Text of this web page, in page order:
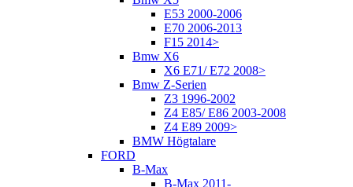
E53 2000-2006
E70 2006-2013
F15 2014>
Bmw X6
X6 E71/ E72 2008>
Bmw Z-Serien
Z3 1996-2002
Z4 E85/ E86 2003-2008
Z4 E89 2009>
BMW Högtalare
FORD
B-Max
B-Max 2011-